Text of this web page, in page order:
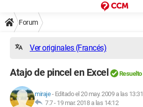
Forum
Ver originales (Francés)
Atajo de pincel en Excel Resuelto
miraje- Editado el 20 may. 2009 a las 13:31
7.7 - 19 mar. 2018 a las 14:12